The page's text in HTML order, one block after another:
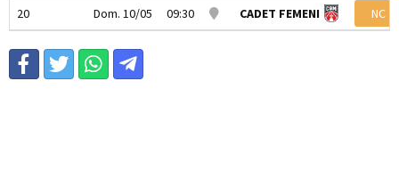
20 Dom. 10/05 09:30 CADET FEMENI NC